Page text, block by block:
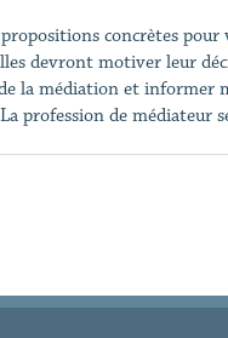
concrètes
devront motiver leur
la médiation et informer
profession de médiateur